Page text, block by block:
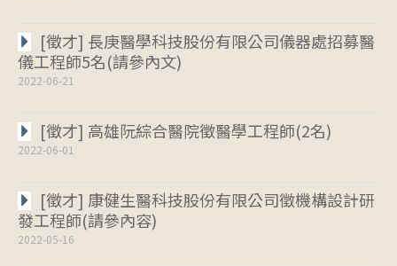
[徵才] 長庚醫學科技股份有限公司儀器處招募醫
儀工程師5名(請參內文)
2022-06-21
[徵才] 高雄阮綜合醫院徵醫學工程師(2名)
2022-06-01
[徵才] 康健生醫科技股份有限公司徵機構設計研
發工程師(請參內容)
2022-05-16